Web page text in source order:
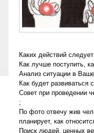
Каких действий
Как лучше поступить,
Анализ ситуации в
Как будет развиваться
Совет при проведении
;
По фото отвечу жив
планирует, как
Поиск людей, ценных